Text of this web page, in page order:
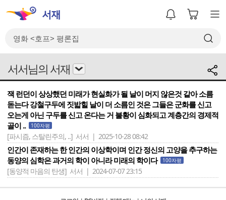
서서님의 서재
잭 런던이 상상했던 미래가 현실화가 될 날이 머지 않은것 같아 소름
돋는다 강철구두에 짓밟힐 날이 더 소름인 것은 그들은 군화를 신고
오는게 아닌 구두를 신고 온다는 거 불황이 심화되고 계층간의 경제적
골이 ..
100자평
[파시즘, 스탈린주의, ..] 서서 | 2025-10-28 08:42
인간이 존재하는 한 인간의 이상학이며 인간 정신의 고양을 추구하는
동양의 심학은 과거의 학이 아니라 미래의 학이다
100자평
[동양적 마음의 탄생] 서서 | 2024-07-07 23:15